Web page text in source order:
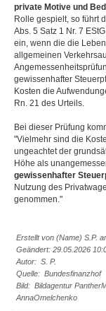
private Motive und
Rolle gespielt, so führt
Abs. 5 Satz 1 Nr. 7
ein, wenn die die
allgemeinen
gewissenhafter
Kosten die
Rn. 21 des Urteils.
Bei dieser Prüfung
"Vielmehr sind die
ungeachtet der
Höhe als
gewissenhafter
Nutzung des
genommen."
Erstellt von (Name) S.P.
Geändert: 29.05.2026
Autor: S. P.
Quelle: Bundesfinanzhof
Bild: Bildagentur
AnnaOmelchenko